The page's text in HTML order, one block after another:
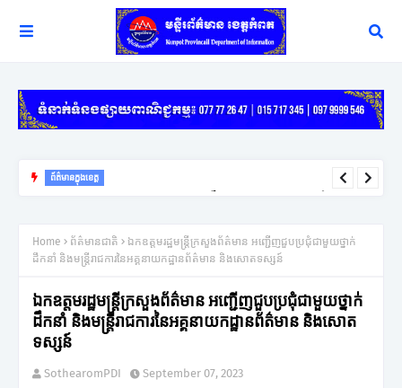
ព័ត៌មានក្នុងខេត្ត
Home ព័ត៌មានជាតិ
ឯកឧត្តមរដ្ឋមន្ត្រីក្រសួងព័ត៌មាន អញ្ជើញជួបប្រជុំជាមួយថ្នាក់
ដឹកនាំ និងមន្រ្តីរាជការនៃអគ្គនាយកដ្ឋានព័ត៌មាន និងសោតទស្សន៍
ឯកឧត្តមរដ្ឋមន្ត្រីក្រសួងព័ត៌មាន អញ្ជើញជួបប្រជុំជាមួយថ្នាក់
ដឹកនាំ និងមន្រ្តីរាជការនៃអគ្គនាយកដ្ឋានព័ត៌មាន និងសោត
ទស្សន៍
SothearomPDI September 07, 2023